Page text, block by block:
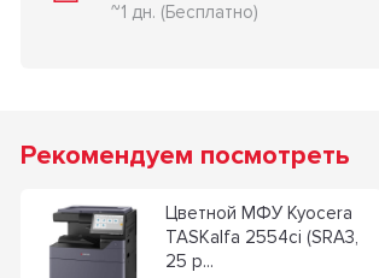
~1 дн. (Бесплатно)
Рекомендуем посмотреть
Цветной МФУ Kyocera
TASKalfa 2554ci (SRA3,
25 p...